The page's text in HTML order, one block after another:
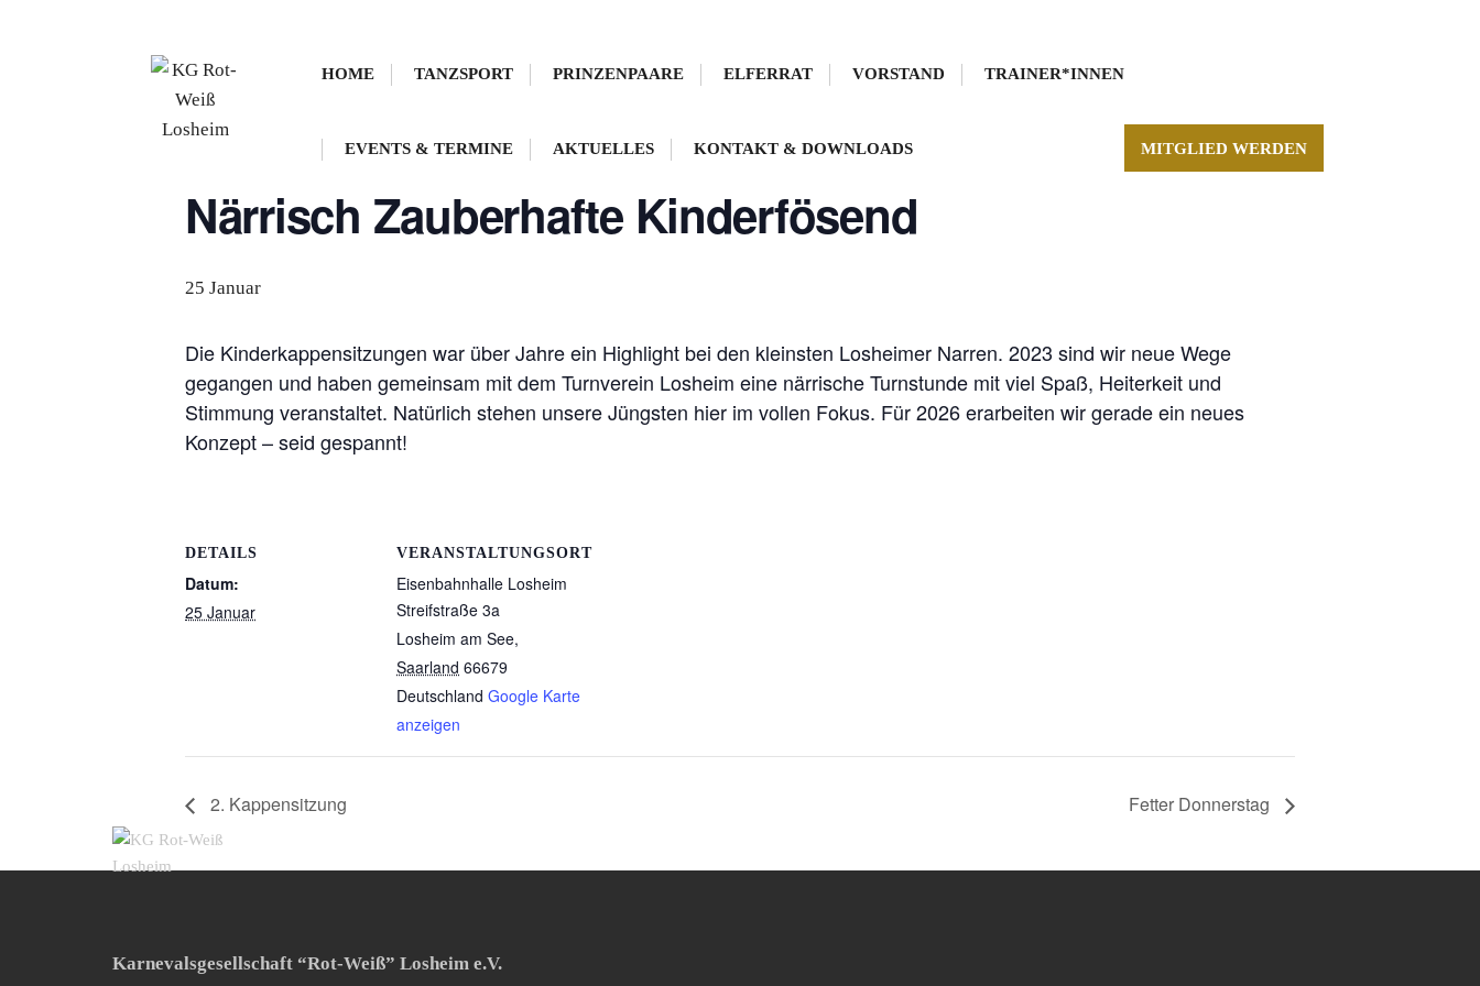
Skip
content
HOME TANZSPORT PRINZENPAARE ELFERRAT VORSTAND TRAINER*INNEN
EVENTS & TERMINE AKTUELLES KONTAKT & DOWNLOADS MITGLIED WERDEN
« Alle Veranstaltungen
Diese Veranstaltung hat bereits stattgefunden.
Närrisch Zauberhafte Kinderfösend
25 Januar
Die Kinderkappensitzungen war über Jahre ein Highlight bei den kleinsten Losheimer Narren. 2023 sind wir neue Wege
gegangen und haben gemeinsam mit dem Turnverein Losheim eine närrische Turnstunde mit viel Spaß, Heiterkeit und
Stimmung veranstaltet. Natürlich stehen unsere Jüngsten hier im vollen Fokus. Für 2026 erarbeiten wir gerade ein neues
Konzept – seid gespannt!
DETAILS
Datum:
25 Januar
VERANSTALTUNGSORT
Eisenbahnhalle Losheim
Streifstraße 3a
Losheim am See,
Saarland 66679
Deutschland Google Karte
anzeigen
2. Kappensitzung Fetter Donnerstag
Karnevalsgesellschaft “Rot-Weiß” Losheim e.V.